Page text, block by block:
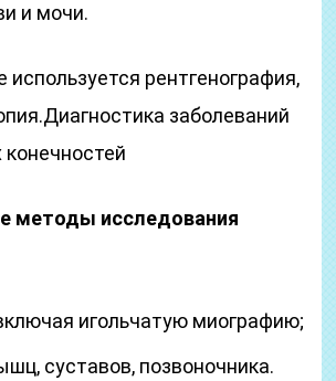
и мочи.
используется рентгенография,
заболеваний
методы исследования
игольчатую миографию;
суставов, позвоночника.